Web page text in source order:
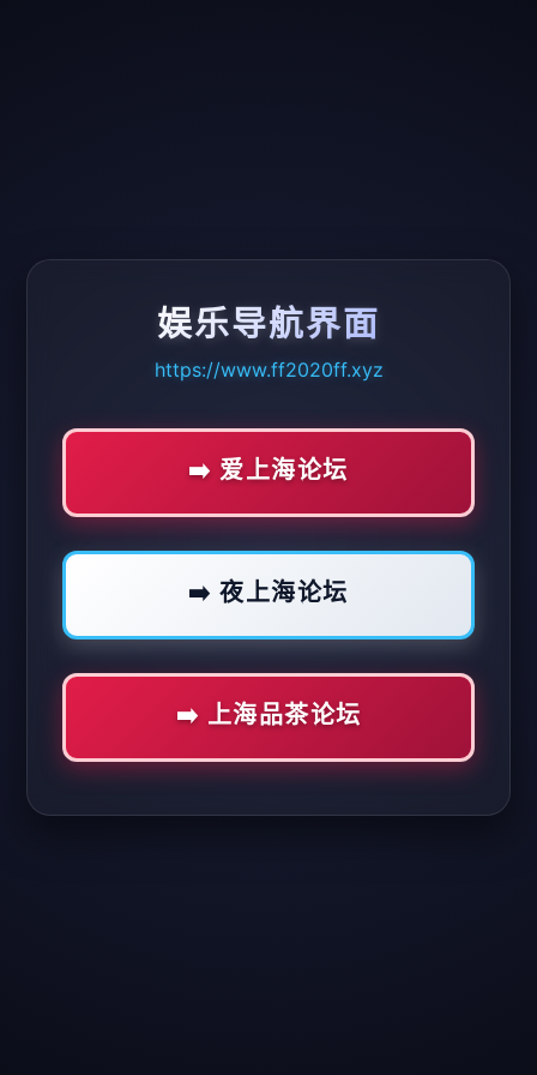
娱乐导航界面
https://www.ff2020ff.xyz
➡️ 爱上海论坛
➡️ 夜上海论坛
➡️ 上海品茶论坛